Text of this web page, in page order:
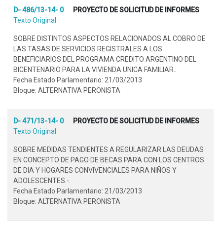
D- 486/13-14- 0
PROYECTO DE SOLICITUD DE INFORMES
Texto Original
SOBRE DISTINTOS ASPECTOS RELACIONADOS AL COBRO DE
LAS TASAS DE SERVICIOS REGISTRALES A LOS
BENEFICIARIOS DEL PROGRAMA CREDITO ARGENTINO DEL
BICENTENARIO PARA LA VIVIENDA UNICA FAMILIAR..
Fecha Estado Parlamentario: 21/03/2013
Bloque: ALTERNATIVA PERONISTA
D- 471/13-14- 0
PROYECTO DE SOLICITUD DE INFORMES
Texto Original
SOBRE MEDIDAS TENDIENTES A REGULARIZAR LAS DEUDAS
EN CONCEPTO DE PAGO DE BECAS PARA CON LOS CENTROS
DE DIA Y HOGARES CONVIVENCIALES PARA NIÑOS Y
ADOLESCENTES.-.
Fecha Estado Parlamentario: 21/03/2013
Bloque: ALTERNATIVA PERONISTA